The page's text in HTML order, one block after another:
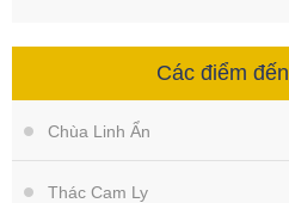
Các điểm
Chùa Linh Ẩn
Thác Cam Ly